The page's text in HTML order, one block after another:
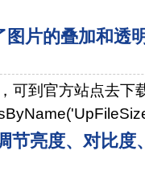
片的叠加和透
可到官方站点去下
节亮度、对比度